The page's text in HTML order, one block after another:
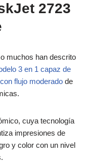
2723
muchos han descrito
3 en 1 capaz de
flujo moderado de
cuya tecnología
impresiones de
y color con un nivel